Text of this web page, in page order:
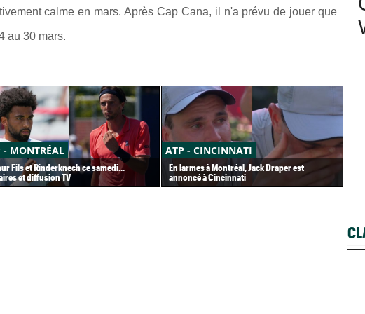
calme en mars. Après Cap Cana, il n'a prévu de jouer que
au 30 mars.
- MONTRÉAL
Fils et Rinderknech ce samedi...
et diffusion TV
ATP - CINCINNATI
En larmes à Montréal, Jack Draper est
annoncé à Cincinnati